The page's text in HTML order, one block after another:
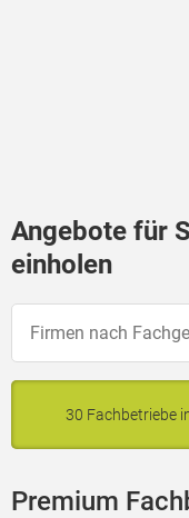
Angebote für
einholen
30 Fachbetriebe
Premium